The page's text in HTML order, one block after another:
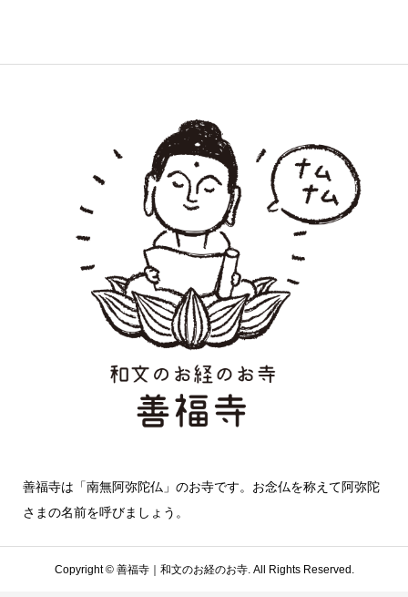
善福寺は「南無阿弥陀仏」のお寺です。お念仏を称えて阿弥陀
さまの名前を呼びましょう。
Copyright ©善福寺｜和文のお経のお寺. All Rights Reserved.